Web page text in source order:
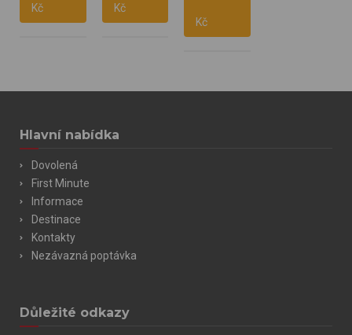
Vlastní
Kč
Vlastní
Kč
Vlastní
Kč
Hlavní nabídka
Dovolená
First Minute
Informace
Destinace
Kontakty
Nezávazná poptávka
Důležité odkazy